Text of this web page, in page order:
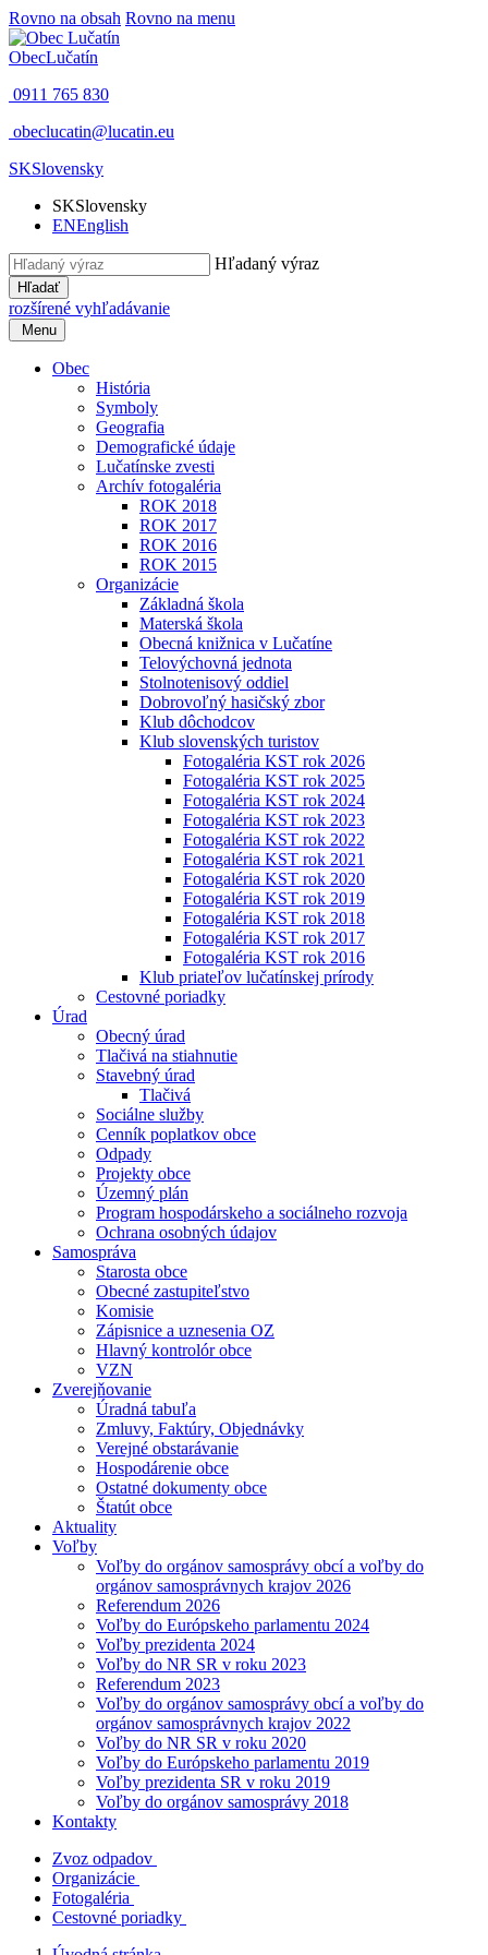
Rovno na obsah Rovno na menu
ObecLučatín
0911 765 830
obeclucatin@lucatin.eu
SKSlovensky
SKSlovensky
ENEnglish
Hľadaný výraz
Hľadať
rozšírené vyhľadávanie
Menu
Obec
História
Symboly
Geografia
Demografické údaje
Lučatínske zvesti
Archív fotogaléria
ROK 2018
ROK 2017
ROK 2016
ROK 2015
Organizácie
Základná škola
Materská škola
Obecná knižnica v Lučatíne
Telovýchovná jednota
Stolnotenisový oddiel
Dobrovoľný hasičský zbor
Klub dôchodcov
Klub slovenských turistov
Fotogaléria KST rok 2026
Fotogaléria KST rok 2025
Fotogaléria KST rok 2024
Fotogaléria KST rok 2023
Fotogaléria KST rok 2022
Fotogaléria KST rok 2021
Fotogaléria KST rok 2020
Fotogaléria KST rok 2019
Fotogaléria KST rok 2018
Fotogaléria KST rok 2017
Fotogaléria KST rok 2016
Klub priateľov lučatínskej prírody
Cestovné poriadky
Úrad
Obecný úrad
Tlačivá na stiahnutie
Stavebný úrad
Tlačivá
Sociálne služby
Cenník poplatkov obce
Odpady
Projekty obce
Územný plán
Program hospodárskeho a sociálneho rozvoja
Ochrana osobných údajov
Samospráva
Starosta obce
Obecné zastupiteľstvo
Komisie
Zápisnice a uznesenia OZ
Hlavný kontrolór obce
VZN
Zverejňovanie
Úradná tabuľa
Zmluvy, Faktúry, Objednávky
Verejné obstarávanie
Hospodárenie obce
Ostatné dokumenty obce
Štatút obce
Aktuality
Voľby
Voľby do orgánov samosprávy obcí a voľby do
orgánov samosprávnych krajov 2026
Referendum 2026
Voľby do Európskeho parlamentu 2024
Voľby prezidenta 2024
Voľby do NR SR v roku 2023
Referendum 2023
Voľby do orgánov samosprávy obcí a voľby do
orgánov samosprávnych krajov 2022
Voľby do NR SR v roku 2020
Voľby do Európskeho parlamentu 2019
Voľby prezidenta SR v roku 2019
Voľby do orgánov samosprávy 2018
Kontakty
Zvoz odpadov
Organizácie
Fotogaléria
Cestovné poriadky